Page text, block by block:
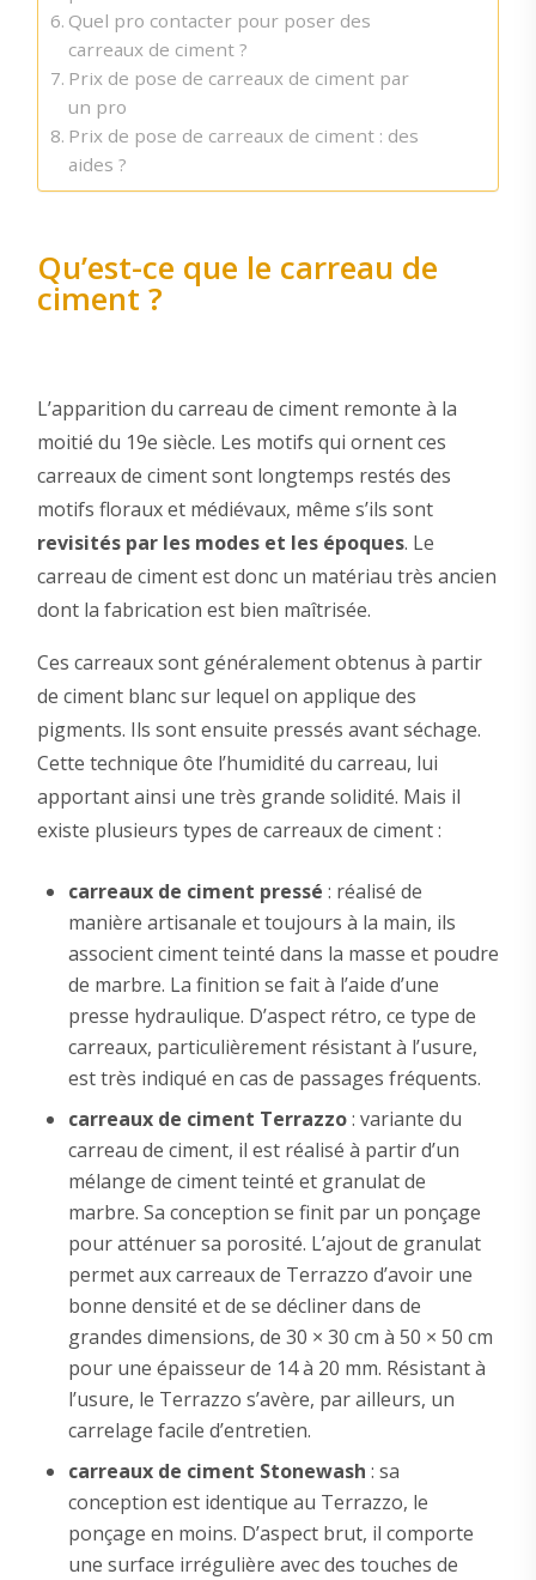
Quel pro contacter pour poser des
carreaux de ciment ?
Prix de pose de carreaux de ciment par
un pro
Prix de pose de carreaux de ciment : des
aides ?
Qu’est-ce que le carreau de
ciment ?
L’apparition du carreau de ciment remonte à la
moitié du 19e siècle. Les motifs qui ornent ces
carreaux de ciment sont longtemps restés des
motifs floraux et médiévaux, même s’ils sont
revisités par les modes et les époques. Le
carreau de ciment est donc un matériau très ancien
dont la fabrication est bien maîtrisée.
Ces carreaux sont généralement obtenus à partir
de ciment blanc sur lequel on applique des
pigments. Ils sont ensuite pressés avant séchage.
Cette technique ôte l’humidité du carreau, lui
apportant ainsi une très grande solidité. Mais il
existe plusieurs types de carreaux de ciment :
carreaux de ciment pressé : réalisé de
manière artisanale et toujours à la main, ils
associent ciment teinté dans la masse et poudre
de marbre. La finition se fait à l’aide d’une
presse hydraulique. D’aspect rétro, ce type de
carreaux, particulièrement résistant à l’usure,
est très indiqué en cas de passages fréquents.
carreaux de ciment Terrazzo: variante du
carreau de ciment, il est réalisé à partir d’un
mélange de ciment teinté et granulat de
marbre. Sa conception se finit par un ponçage
pour atténuer sa porosité. L’ajout de granulat
permet aux carreaux de Terrazzo d’avoir une
bonne densité et de se décliner dans de
grandes dimensions, de 30 × 30 cm à 50 × 50 cm
pour une épaisseur de 14 à 20 mm. Résistant à
l’usure, le Terrazzo s’avère, par ailleurs, un
carrelage facile d’entretien.
carreaux de ciment Stonewash : sa
conception est identique au Terrazzo, le
ponçage en moins. D’aspect brut, il comporte
une surface irrégulière avec des touches de